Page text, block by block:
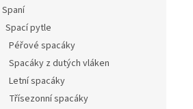
Spaní
Spací pytle
Péřové spacáky
Spacáky z dutých vláken
Letní spacáky
Třísezonní spacáky